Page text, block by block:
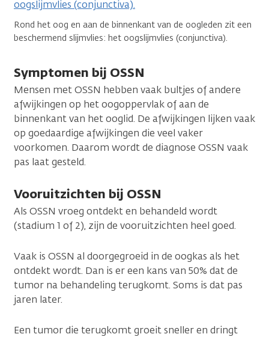
Rond het oog en aan de binnenkant van de oogleden zit een
beschermend slijmvlies: het oogslijmvlies (conjunctiva).
Symptomen bij OSSN
Mensen met OSSN hebben vaak bultjes of andere
afwijkingen op het oogoppervlak of aan de
binnenkant van het ooglid. De afwijkingen lijken vaak
op goedaardige afwijkingen die veel vaker
voorkomen. Daarom wordt de diagnose OSSN vaak
pas laat gesteld.
Vooruitzichten bij OSSN
Als OSSN vroeg ontdekt en behandeld wordt
(stadium 1 of 2), zijn de vooruitzichten heel goed.
Vaak is OSSN al doorgegroeid in de oogkas als het
ontdekt wordt. Dan is er een kans van 50% dat de
tumor na behandeling terugkomt. Soms is dat pas
jaren later.
Een tumor die terugkomt groeit sneller en dringt